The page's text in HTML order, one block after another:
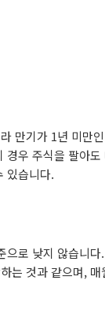
만기가 1년 미만
우 주식을 팔아
있습니다.
로 낮지 않습니
는 것과 같으며,